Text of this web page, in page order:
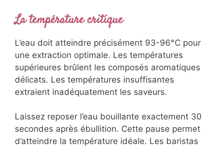
La température critique
L’eau doit atteindre précisément 93-96°C pour
une extraction optimale. Les températures
supérieures brûlent les composés aromatiques
délicats. Les températures insuffisantes
extraient inadéquatement les saveurs.
Laissez reposer l’eau bouillante exactement 30
secondes après ébullition. Cette pause permet
d’atteindre la température idéale. Les baristas